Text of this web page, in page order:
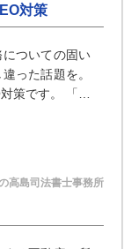
対策
ついての固い
った話題を。
策です。 「士
高島司法書士事務所